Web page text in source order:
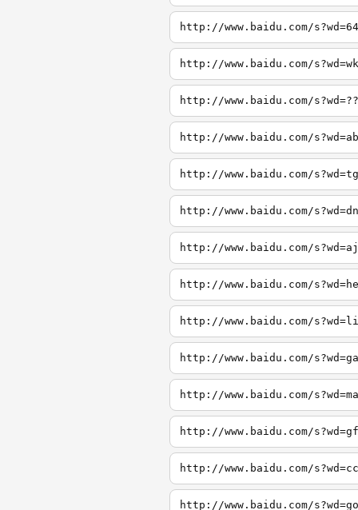
http://www.baidu.com/s?wd=64
http://www.baidu.com/s?wd=wk
http://www.baidu.com/s?wd=??
http://www.baidu.com/s?wd=ab
http://www.baidu.com/s?wd=tg
http://www.baidu.com/s?wd=dn
http://www.baidu.com/s?wd=aj
http://www.baidu.com/
http://www.baidu.com/
http://www.baidu.com/
http://www.baidu.com/
http://www.baidu.com/
http://www.baidu.com/
http://www.baidu.com/